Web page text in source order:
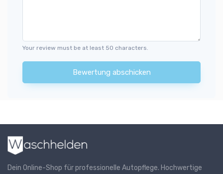
Your review must be at least 50 characters.
Bewertung abschicken
Dein Online-Shop für professionelle Autopflege. Hochwertige